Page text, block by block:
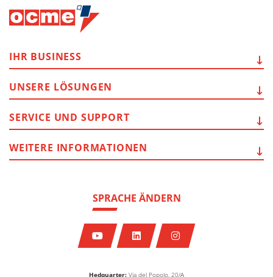
Hedquarter: Via del Popolo, 20/A
SPRACHE ÄNDERN
IHR BUSINESS
UNSERE LÖSUNGEN
SERVICE UND SUPPORT
WEITERE INFORMATIONEN